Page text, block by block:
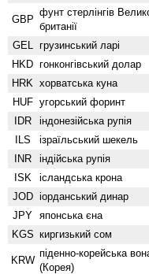
GBP
фунт стерлінгів
британії
GEL грузинський ларі
HKD гонконгівський долар
HRK хорватська куна
HUF угорський форинт
IDR індонезійська рупія
ILS ізраїльський шекель
INR індійська рупія
ISK ісландська крона
JOD іорданський динар
JPY японська єна
KGS киргизький сом
KRW
піденно-корейська
(Корея)